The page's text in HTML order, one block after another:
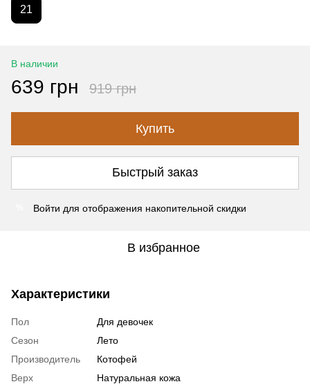
21
В наличии
639 грн 919 грн
Купить
Быстрый заказ
Войти для отображения накопительной скидки
В избранное
Характеристики
Пол
Для девочек
Сезон
Лето
Производитель
Котофей
Верх
Натуральная кожа